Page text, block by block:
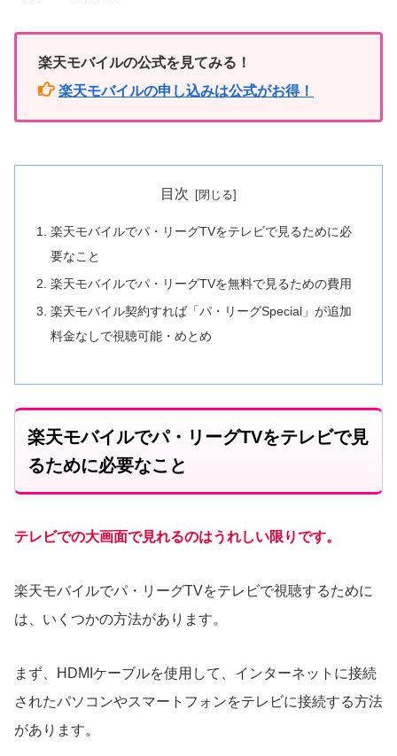
楽天モバイルの公式を見てみる！
楽天モバイルの申し込みは公式がお得！
目次
楽天モバイルでパ・リーグTVをテレビで見るために必
要なこと
楽天モバイルでパ・リーグTVを無料で見るための費用
楽天モバイル契約すれば「パ・リーグSpecial」が追加
料金なしで視聴可能・めとめ
楽天モバイルでパ・リーグTVをテレビで見
るために必要なこと
テレビでの大画面で見れるのはうれしい限りです。
楽天モバイルでパ・リーグTVをテレビで視聴するために
は、いくつかの方法があります。
まず、HDMIケーブルを使用して、インターネットに接続
されたパソコンやスマートフォンをテレビに接続する方法
があります。